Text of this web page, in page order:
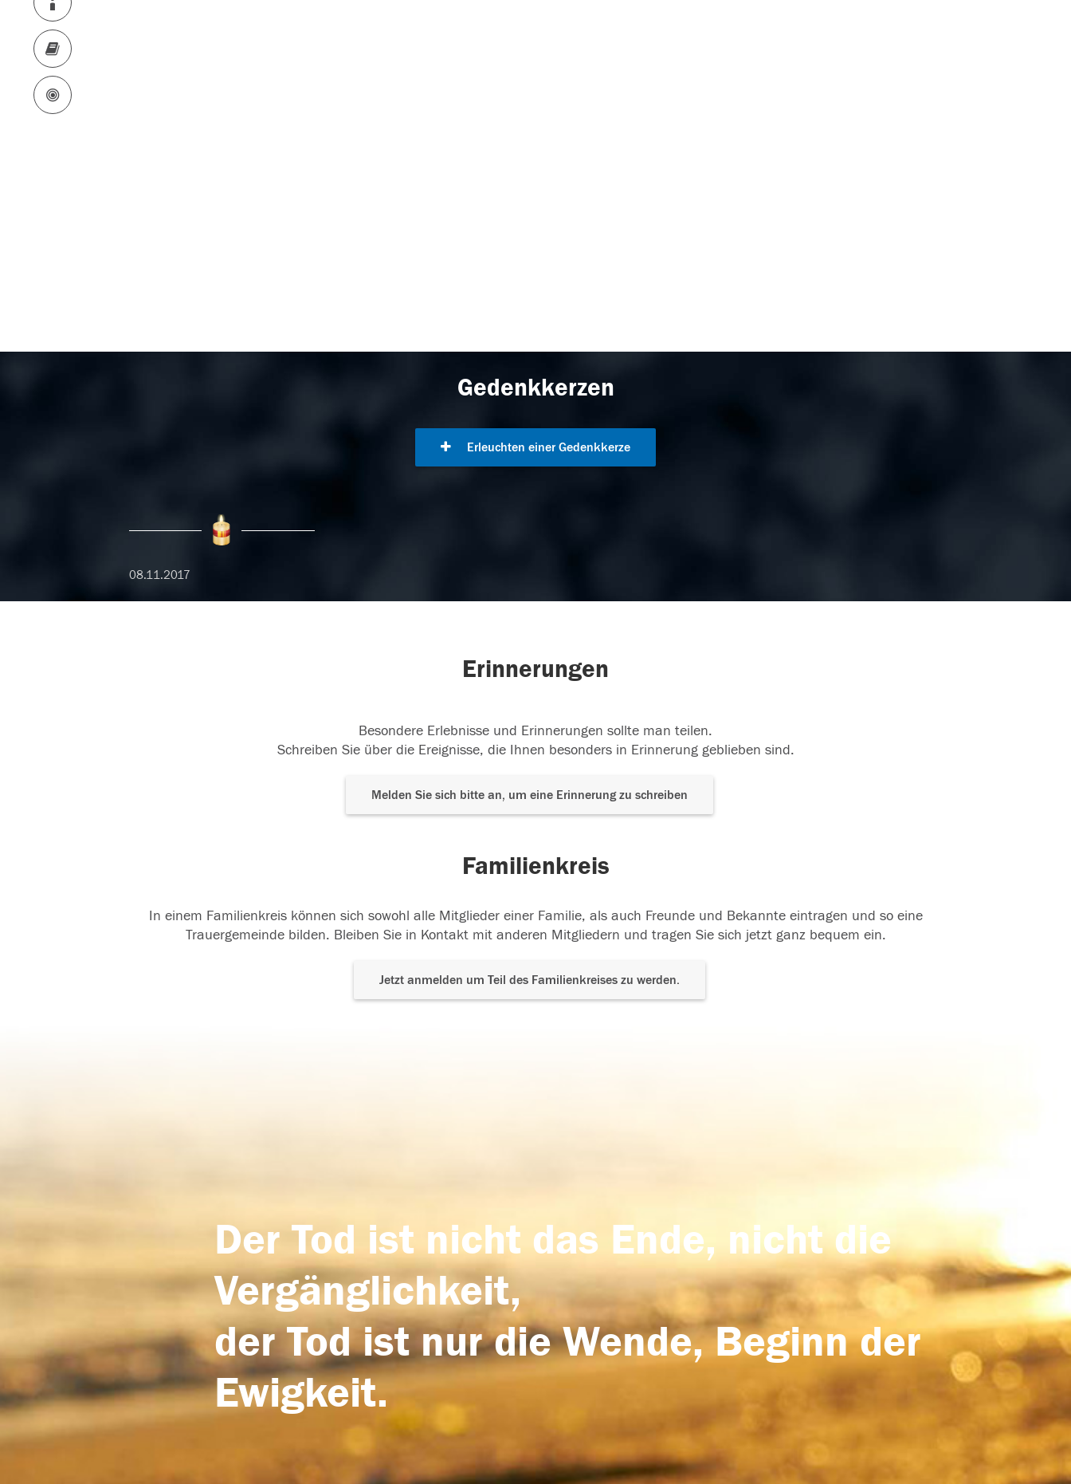
Gedenkkerzen
Erleuchten einer Gedenkkerze
08.11.2017
Erinnerungen
Besondere Erlebnisse und Erinnerungen sollte man teilen.
Schreiben Sie über die Ereignisse, die Ihnen besonders in Erinnerung geblieben sind.
Melden Sie sich bitte an, um eine Erinnerung zu schreiben
Familienkreis
In einem Familienkreis können sich sowohl alle Mitglieder einer Familie, als auch Freunde und Bekannte eintragen und so eine
Trauergemeinde bilden. Bleiben Sie in Kontakt mit anderen Mitgliedern und tragen Sie sich jetzt ganz bequem ein.
Jetzt anmelden um Teil des Familienkreises zu werden.
Der Tod ist nicht das Ende, nicht die
Vergänglichkeit,
der Tod ist nur die Wende, Beginn der
Ewigkeit.